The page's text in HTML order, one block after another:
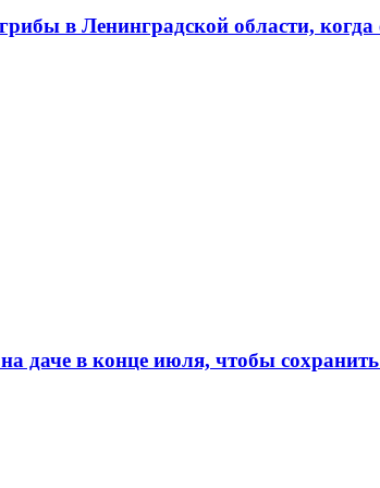
в Ленинградской области,
даче в конце июля, чтобы